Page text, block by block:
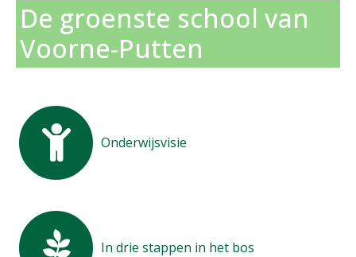
De groenste school van
Voorne-Putten
Onderwijsvisie
In drie stappen in het bos